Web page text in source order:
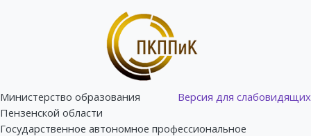
Версия для слабовидящих
Министерство образования
Пензенской области
Государственное автономное профессиональное